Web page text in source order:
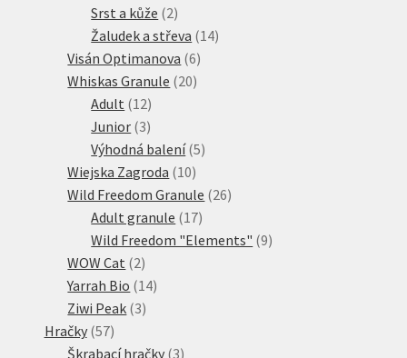
Srst a kůže 22
produkty
Žaludek a střeva 1414
Visán Optimanova 66
produktů
Whiskas Granule 2020
Adult 1212
produktů
Junior 33
produkty
Výhodná balení 55
Wiejska Zagroda 1010
produktů
Wild Freedom Granule 2626
Adult granule 1717
produktů
Wild Freedom "Elements" 99
WOW Cat 22
produkty
Yarrah Bio 1414
Ziwi Peak 33
Hračky 5757
produktů
Škrabací hračky 33